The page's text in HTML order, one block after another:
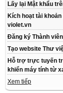
Lấy lại Mật khẩu
Kích hoạt tài
violet.vn
Đăng ký Thành
Tạo website Thư
Hỗ trợ trực tuyến
khiển máy tính từ
Xem tiếp